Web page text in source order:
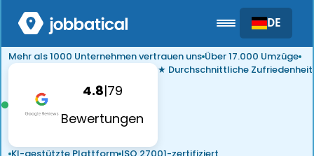
DE
Mehr als 1000 Unternehmen vertrauen uns Über 17.000 Umzüge
4.8|79
Bewertungen
★ Durchschnittliche Zufriedenheit